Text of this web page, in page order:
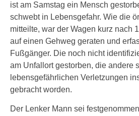
ist am Samstag ein Mensch
schwebt in Lebensgefahr. Wie die
mitteilte, war der Wagen kurz nach
auf einen Gehweg geraten und
Fußgänger. Die noch nicht
am Unfallort gestorben, die andere
lebensgefährlichen Verletzungen
gebracht worden.
Der Lenker Mann sei